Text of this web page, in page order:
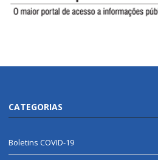
CATEGORIAS
Boletins COVID-19